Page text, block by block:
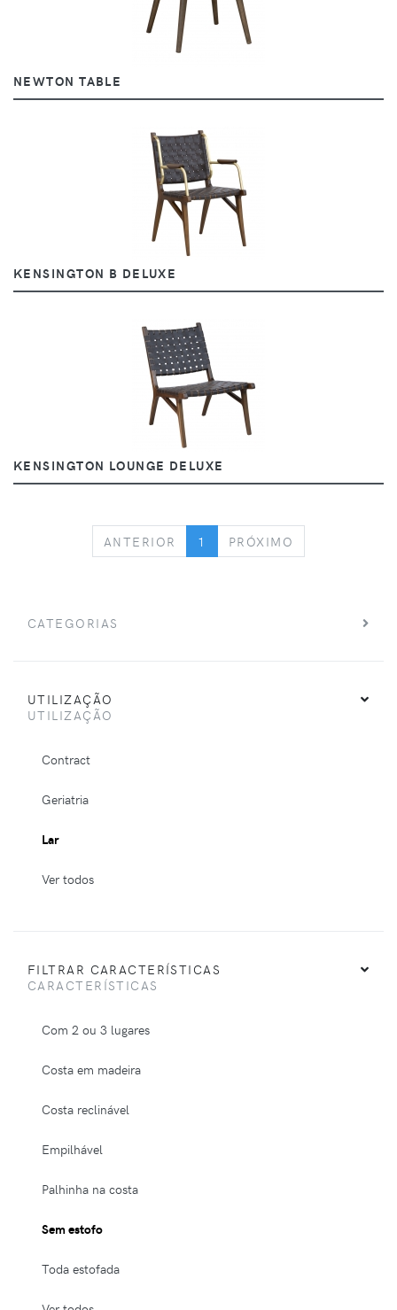
NEWTON TABLE
KENSINGTON B DELUXE
KENSINGTON LOUNGE DELUXE
ANTERIOR PREVIOUS
1 PRÓXIMO
CATEGORIAS
UTILIZAÇÃO
UTILIZAÇÃO
Contract
Geriatria
Lar
Ver todos
FILTRAR CARACTERÍSTICAS
CARACTERÍSTICAS
Com 2 ou 3 lugares
Costa em madeira
Costa reclinável
Empilhável
Palhinha na costa
Sem estofo
Toda estofada